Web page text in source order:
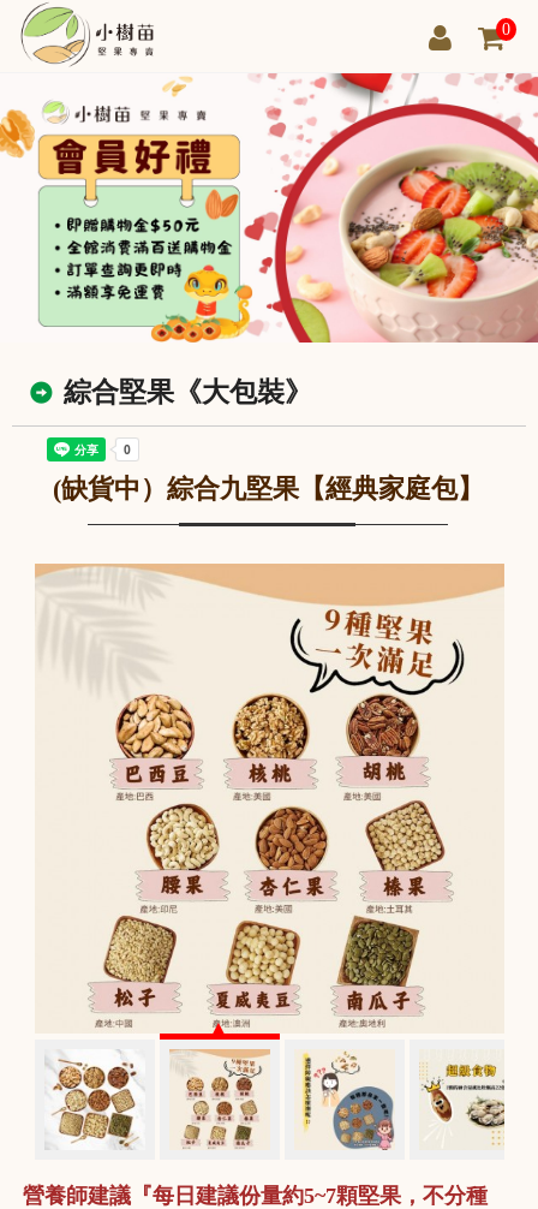
0
綜合堅果《大包裝》
(缺貨中）綜合九堅果【經典家庭包】
營養師建議『每日建議份量約5~7顆堅果，不分種